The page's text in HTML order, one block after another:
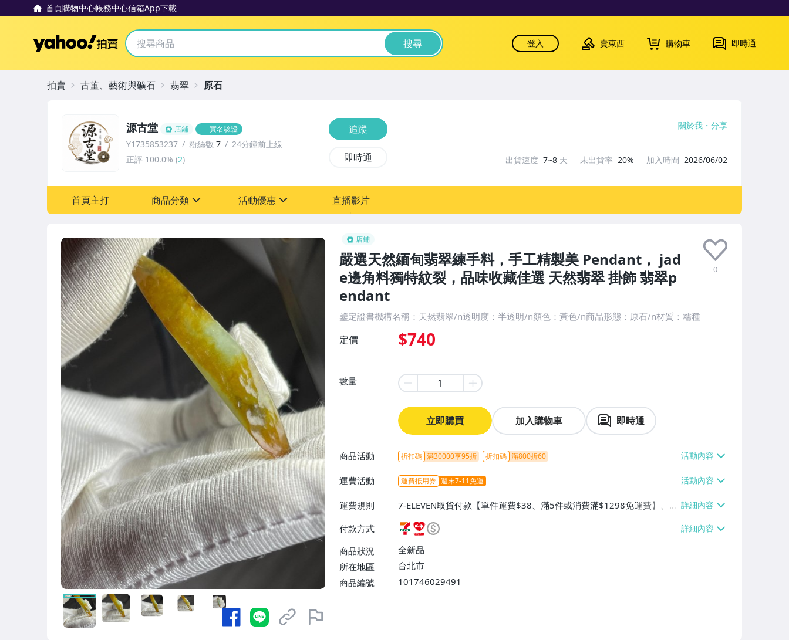
首頁購物中心帳務中心信箱App下載
Yahoo拍賣 搜尋 登入 賣東西 購物車 即時通
店鋪
嚴選天然緬甸翡翠練手料，手工精製美 Pendant， jad
e邊角料獨特紋裂，品味收藏佳選 天然翡翠 掛飾 翡翠p
endant
0
鑒定證書機構名稱：天然翡翠/n透明度：半透明/n顏色：黃色/n商品形態：原石/n材質：糯種
定價 $740
數量
立即購買 加入購物車 即時通
商品活動 折扣碼 滿30000享95折 折扣碼 滿800折60
運費活動 運費抵用券 週末7-11免運
運費規則
7-ELEVEN取貨付款【單件運費$38、滿5件或消費滿$1298免運費】、7-
ELEVEN取貨不付款【免運費】、萊爾富取貨付款【單件運費$60、滿5件
或消費滿$1298免運費】、宅配/貨運【單件運費$120、滿5件或消費滿
$1598免運費】
付款方式
商品狀況
全新品
所在地區
台北市
商品編號
101746029491
源古堂 店鋪 實名驗證
Y1735853237 粉絲數 7
24分鐘前上線
正評 100.0% (2)
追蹤
即時通
關於我 分享
出貨速度 7~8 天 未出貨率 20% 加入時間 2026/06/02
首頁主打 商品分類 活動優惠 直播影片
拍賣 古董、藝術與礦石 翡翠 原石